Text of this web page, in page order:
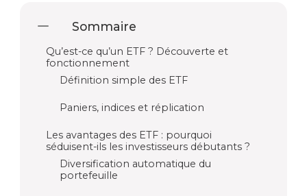
Sommaire
Qu’est-ce qu’un ETF ? Découverte et
fonctionnement
Définition simple des ETF
Paniers, indices et réplication
Les avantages des ETF : pourquoi
séduisent-ils les investisseurs débutants ?
Diversification automatique du
portefeuille